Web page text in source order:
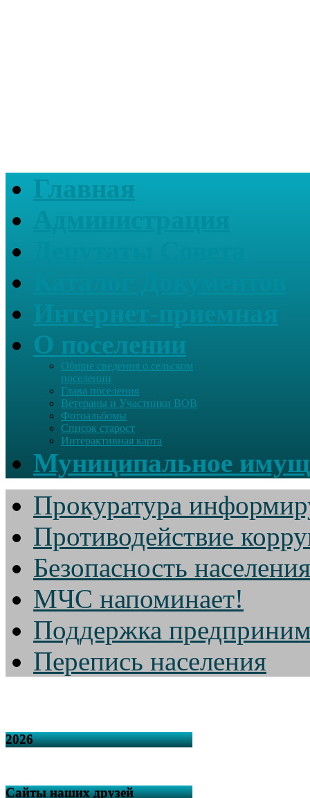
Главная
О поселении
Общие сведения о сельском
поселении
Глава поселения
Ветераны и Участники ВОВ
Фотоальбомы
Список старост
Интерактивная карта
Муниципальное
Прокуратура
Противодействие
Безопасность населения
МЧС напоминает!
Поддержка
Перепись населения
2026
Сайты наших друзей